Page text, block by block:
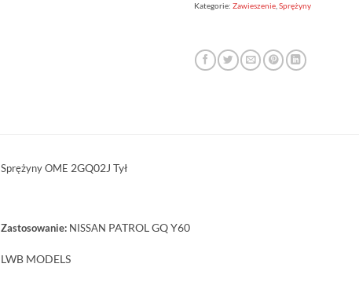
Kategorie: Zawieszenie Sprężyny
Sprężyny OME 2GQ02J Tył
Zastosowanie: NISSAN PATROL GQ Y60
LWB MODELS